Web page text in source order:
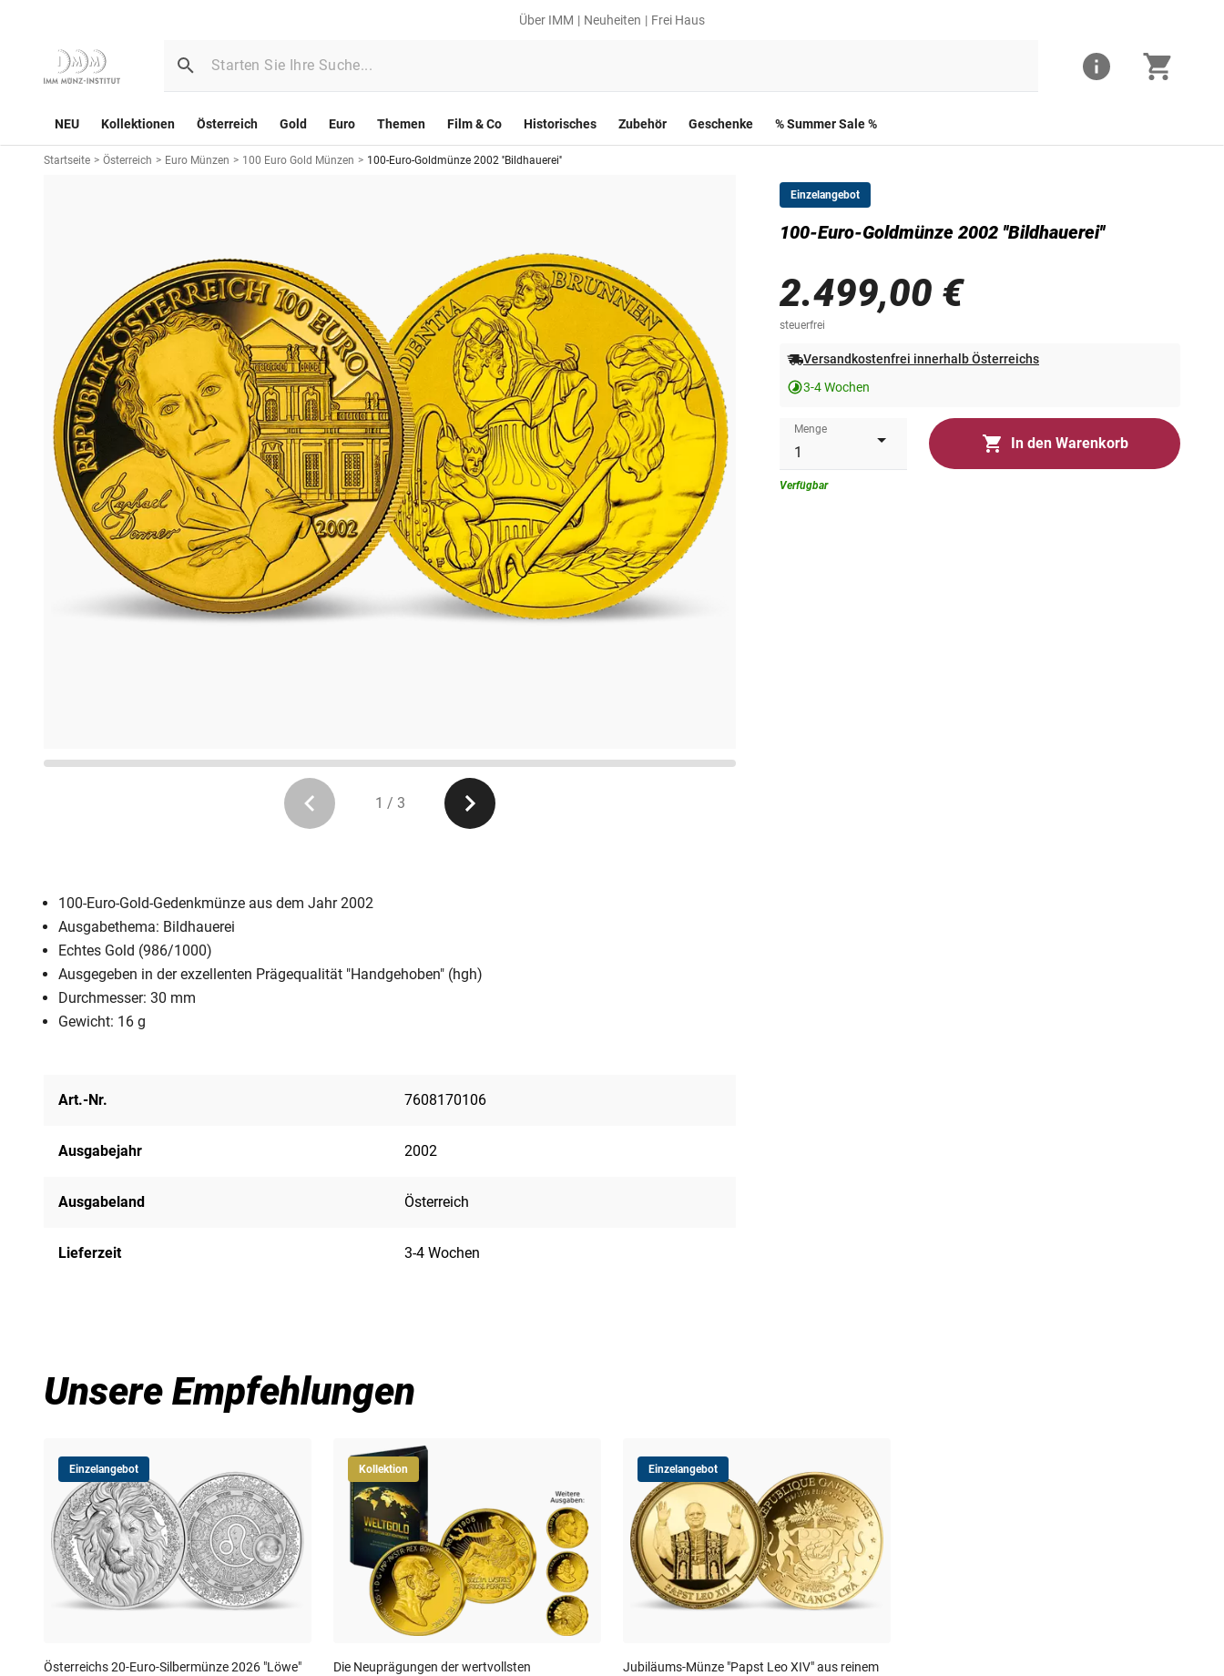
Über IMM Neuheiten Frei Haus
NEU Kollektionen Österreich Gold Euro Themen Film & Co Historisches Zubehör Geschenke % Summer Sale %
Startseite > Österreich > Euro Münzen > 100 Euro Gold Münzen > 100-Euro-Goldmünze 2002 ''Bildhauerei''
1 / 3
Einzelangebot
100-Euro-Goldmünze 2002 ''Bildhauerei''
2.499,00 €
steuerfrei
Versandkostenfrei innerhalb Österreichs
3-4 Wochen
Menge
In den Warenkorb
Verfügbar
100-Euro-Gold-Gedenkmünze aus dem Jahr 2002
Ausgabethema: Bildhauerei
Echtes Gold (986/1000)
Ausgegeben in der exzellenten Prägequalität "Handgehoben" (hgh)
Durchmesser: 30 mm
Gewicht: 16 g
Art.-Nr. 7608170106
Ausgabejahr 2002
Ausgabeland Österreich
Lieferzeit 3-4 Wochen
Unsere Empfehlungen
Einzelangebot
Österreichs 20-Euro-Silbermünze 2026 "Löwe"
Kollektion
Die Neuprägungen der wertvollsten
Einzelangebot
Jubiläums-Münze "Papst Leo XIV" aus reinem